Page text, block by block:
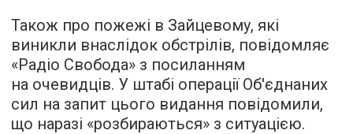
Також про пожежі в Зайцевому, які
виникли внаслідок обстрілів, повідомляє
«Радіо Свобода» з посиланням
на очевидців. У штабі операції Об'єднаних
сил на запит цього видання повідомили,
що наразі «розбираються» з ситуацією.